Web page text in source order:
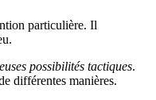
particulière. Il
possibilités tactiques.
différentes manières.